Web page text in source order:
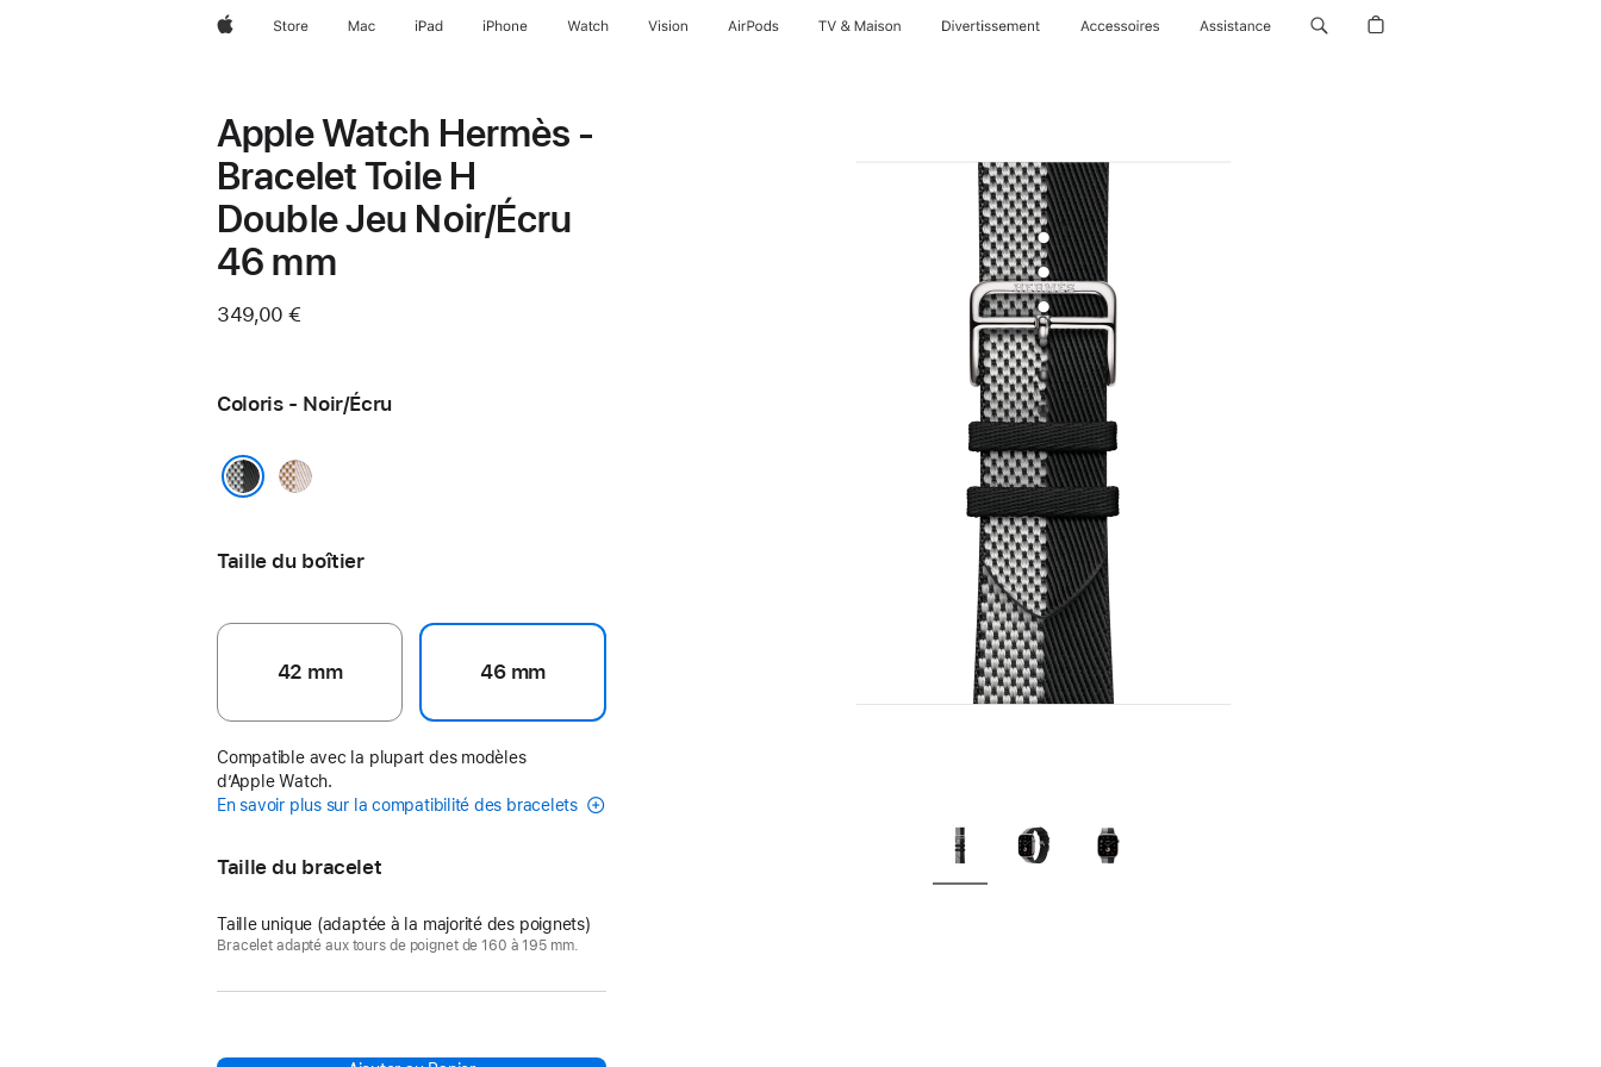
AppleStore Mac iPad iPhone Watch Vision AirPods TV & Maison Divertissements Accessoires Assistance
Apple Watch Hermès -
Bracelet Toile H
Double Jeu Noir/Écru
46 mm
349,00 €
Coloris - Noir/Écru
Écru/
Taille du boîtier
42 mm 46 mm
Compatible avec la plupart des modèles
d’Apple Watch.
En savoir plus sur la compatibilité des bracelets
Taille du bracelet
Taille unique (adaptée à la majorité des poignets)
Bracelet adapté aux tours de poignet de 160 à 195 mm.